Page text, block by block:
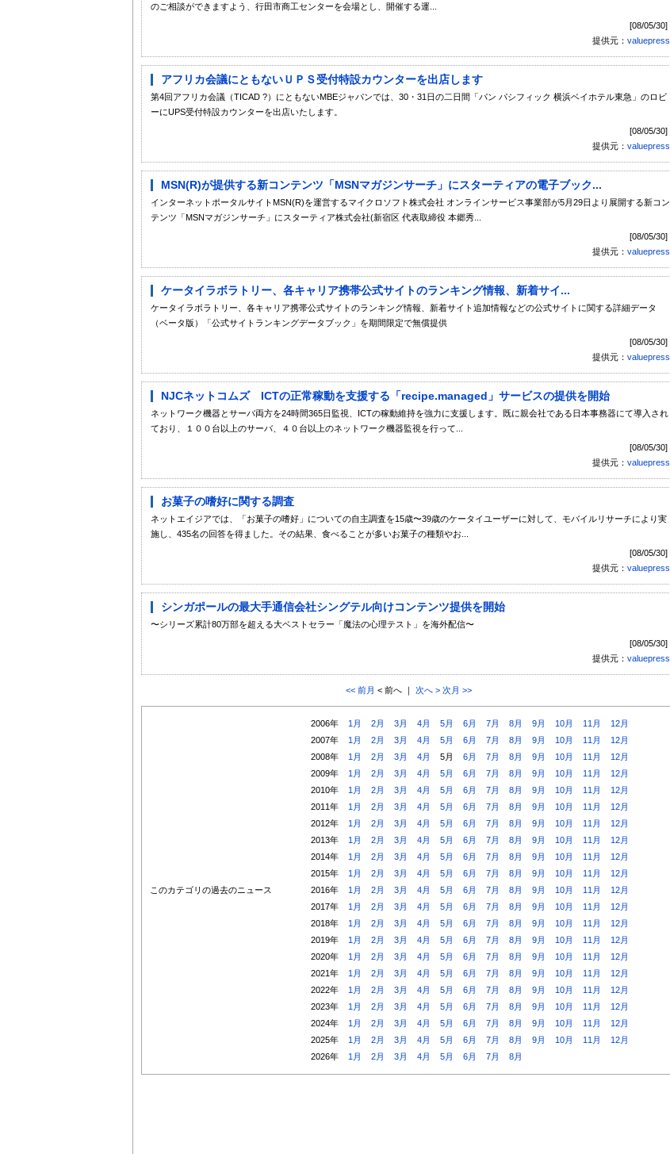
のご相談ができますよう、行田市商工センターを会場とし、開催する運...
[08/05/30]
提供元： valuepress
アフリカ会議にともないＵＰＳ受付特設カウンターを出店します
第4回アフリカ会議（TICAD ?）にともないMBEジャパンでは、30・31日の二日間「パン パシフィック 横浜ベイホテル東急」のロビ
ーにUPS受付特設カウンターを出店いたします。
[08/05/30]
提供元： valuepress
MSN(R)が提供する新コンテンツ「MSNマガジンサーチ」にスターティアの電子ブック...
インターネットポータルサイトMSN(R)を運営するマイクロソフト株式会社 オンラインサービス事業部が5月29日より展開する新コン
テンツ「MSNマガジンサーチ」にスターティア株式会社(新宿区 代表取締役 本郷秀...
[08/05/30]
提供元： valuepress
ケータイラボラトリー、各キャリア携帯公式サイトのランキング情報、新着サイ...
ケータイラボラトリー、各キャリア携帯公式サイトのランキング情報、新着サイト追加情報などの公式サイトに関する詳細データ
（ベータ版）「公式サイトランキングデータブック」を期間限定で無償提供
[08/05/30]
提供元： valuepress
NJCネットコムズ ICTの正常稼動を支援する「recipe.managed」サービスの提供を開始
ネットワーク機器とサーバ両方を24時間365日監視、ICTの稼動維持を強力に支援します。既に親会社である日本事務器にて導入され
ており、１００台以上のサーバ、４０台以上のネットワーク機器監視を行って...
[08/05/30]
提供元： valuepress
お菓子の嗜好に関する調査
ネットエイジアでは、「お菓子の嗜好」についての自主調査を15歳〜39歳のケータイユーザーに対して、モバイルリサーチにより実
施し、435名の回答を得ました。その結果、食べることが多いお菓子の種類やお...
[08/05/30]
提供元： valuepress
シンガポールの最大手通信会社シングテル向けコンテンツ提供を開始
〜シリーズ累計80万部を超える大ベストセラー「魔法の心理テスト」を海外配信〜
[08/05/30]
提供元： valuepress
<< 前月 < 前へ ｜ 次へ > 次月 >>
このカテゴリの過去のニュース
2006年 1月 2月 3月 4月 5月 6月 7月 8月 9月 10月 11月
12月
2007年
1月 2月 3月 4月 5月 6月 7月 8月 9月 10月 11月
12月
2008年
1月 2月 3月 4月 5月 6月 7月 8月 9月 10月 11月
12月
2009年
1月 2月 3月 4月 5月 6月 7月 8月 9月 10月 11月
12月
2010年
1月 2月 3月 4月 5月 6月 7月 8月 9月 10月 11月
12月
2011年
1月 2月 3月 4月 5月 6月 7月 8月 9月 10月 11月
12月
2012年
1月 2月 3月 4月 5月 6月 7月 8月 9月 10月 11月
12月
2013年
1月 2月 3月 4月 5月 6月 7月 8月 9月 10月 11月
12月
2014年
1月 2月 3月 4月 5月 6月 7月 8月 9月 10月 11月
12月
2015年
1月 2月 3月 4月 5月 6月 7月 8月 9月 10月 11月
12月
2016年
1月 2月 3月 4月 5月 6月 7月 8月 9月 10月 11月
12月
2017年
1月 2月 3月 4月 5月 6月 7月 8月 9月 10月 11月
12月
2018年
1月 2月 3月 4月 5月 6月 7月 8月 9月 10月 11月
12月
2019年
1月 2月 3月 4月 5月 6月 7月 8月 9月 10月 11月
12月
2020年
1月 2月 3月 4月 5月 6月 7月 8月 9月 10月 11月
12月
2021年
1月 2月 3月 4月 5月 6月 7月 8月 9月 10月 11月
12月
2022年
1月 2月 3月 4月 5月 6月 7月 8月 9月 10月 11月
12月
2023年
1月 2月 3月 4月 5月 6月 7月 8月 9月 10月 11月
12月
2024年
1月 2月 3月 4月 5月 6月 7月 8月 9月 10月 11月
12月
2025年
1月 2月 3月 4月 5月 6月 7月 8月 9月 10月 11月
12月
2026年
1月 2月 3月 4月 5月 6月 7月 8月